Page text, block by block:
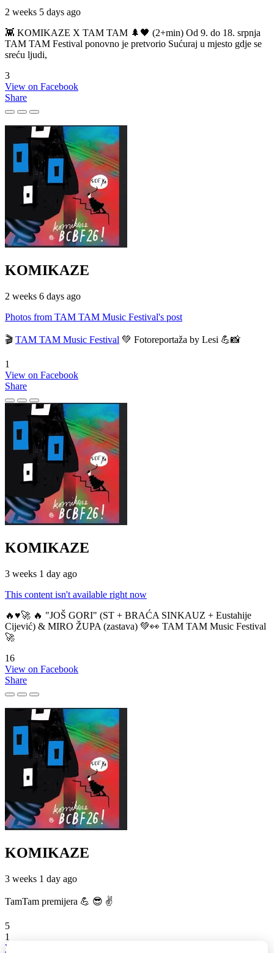
2 weeks 5 days ago
👾 KOMIKAZE X TAM TAM 🌲🖤 (2+min) Od 9. do 18. srpnja
TAM TAM Festival ponovno je pretvorio Sućuraj u mjesto gdje se
sreću ljudi,
3
View on Facebook
Share
KOMIKAZE
2 weeks 6 days ago
Photos from TAM TAM Music Festival's post
🎬 TAM TAM Music Festival 💚 Fotoreportaža by Lesi 💪📸
1
View on Facebook
Share
KOMIKAZE
3 weeks 1 day ago
This content isn't available right now
🔥♥️🚀 🔥 "JOŠ GORI" (ST + BRAĆA SINKAUZ + Eustahije
Cijević) & MIRO ŽUPA (zastava) 💚👀 TAM TAM Music Festival
🚀
16
View on Facebook
Share
KOMIKAZE
3 weeks 1 day ago
TamTam premijera 💪 😎 ✌️
5
1
View on Facebook